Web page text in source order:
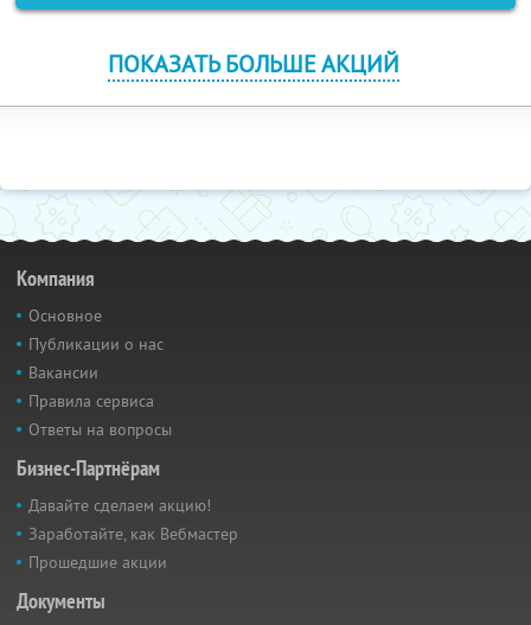
ПОКАЗАТЬ БОЛЬШЕ АКЦИЙ
Компания
Основное
Публикации о нас
Вакансии
Правила сервиса
Ответы на вопросы
Бизнес-Партнёрам
Давайте сделаем акцию!
Заработайте, как Вебмастер
Прошедшие акции
Документы